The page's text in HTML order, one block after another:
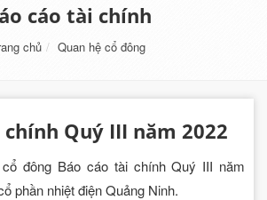
cáo tài chính
chủ Quan hệ cổ đông
Quý III năm 2022
đông Báo cáo tài chính Quý III năm
phần nhiệt điện Quảng Ninh.